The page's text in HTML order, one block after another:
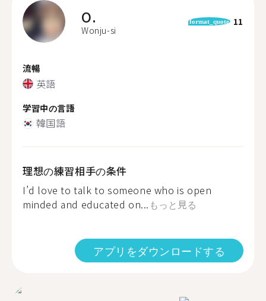
O.
Wonju-si
format_quote 11
流暢
英語
学習中の言語
韓国語
理想の練習相手の条件
I’d love to talk to someone who is open
minded and educated on... もっと見る
アプリをダウンロードする